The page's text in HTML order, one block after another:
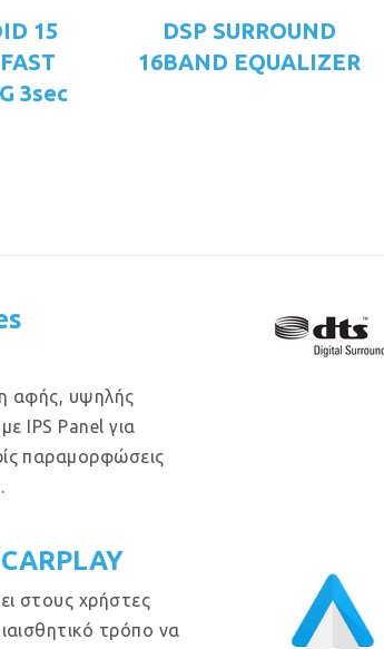
15
3sec
DSP SURROUND
16BAND EQUALIZER
αφής, υψηλής
IPS Panel για
παραμορφώσεις
στους χρήστες
τρόπο να